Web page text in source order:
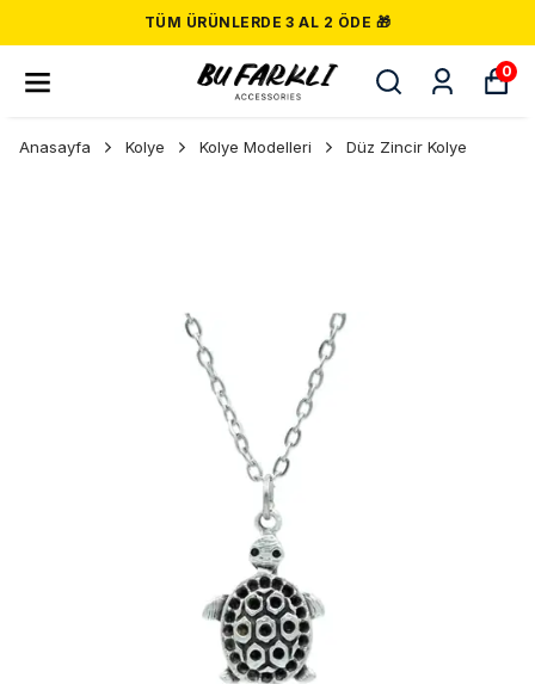
TÜM ÜRÜNLERDE 3 AL 2 ÖDE 🎁
0
Anasayfa Kolye Kolye Modelleri Düz Zincir Kolye